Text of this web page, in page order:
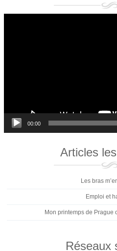
00:00
Articles
Les bras
Emploi et
Mon printemps de Prague
Réseaux